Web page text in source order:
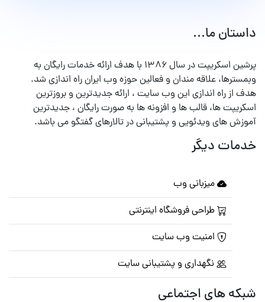
داستان ما...
پرشین اسکریپت در سال ۱۳۸۶ با هدف ارائه خدمات رایگان به
وبمسترها، علاقه مندان و فعالین حوزه وب ایران راه اندازی شد.
هدف از راه اندازی این وب سایت ، ارائه جدیدترین و بروزترین
اسکریپت ها، قالب ها و افزونه ها به صورت رایگان ، جدیدترین
آموزش های ویدئویی و پشتیبانی در تالارهای گفتگو می باشد.
خدمات دیگر
میزبانی وب
طراحی فروشگاه اینترنتی
امنیت وب سایت
نگهداری و پشتیبانی سایت
شبکه های اجتماعی